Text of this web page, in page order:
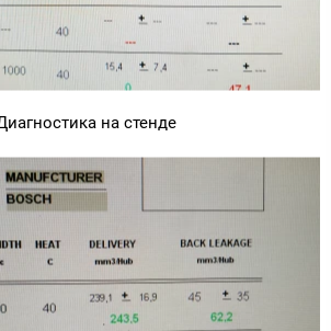
на стенде